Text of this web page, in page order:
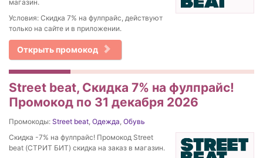
магазин.
Условия: Скидка 7% на фулпрайс, действуют
только на сайте и в приложении.
Открыть промокод
Street beat, Cкидка 7% на фулпрайс!
Промокод по 31 декабря 2026
Промокоды: Street beat, Одежда, Обувь
Cкидка -7% на фулпрайс! Промокод Street
beat (СТРИТ БИТ) скидка на заказ в магазин.